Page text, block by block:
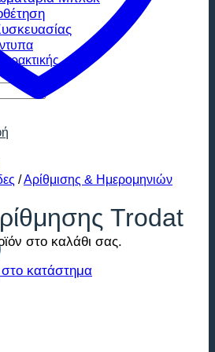
στο καλάθι σας.
κατάστημα
/Αρίθμισης & Ημερομηνιών
Trodat